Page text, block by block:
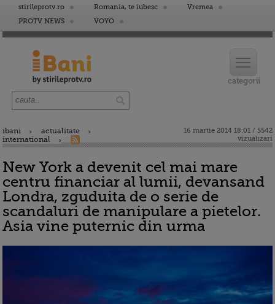
stirileprotv.ro Romania, te iubesc
Vremea
PROTV NEWS
VOYO
ibani
actualitate
international
16 martie 2014 18:01 / 5542
vizualizari
New York a devenit cel mai mare
centru financiar al lumii, devansand
Londra, zguduita de o serie de
scandaluri de manipulare a pietelor.
Asia vine puternic din urma